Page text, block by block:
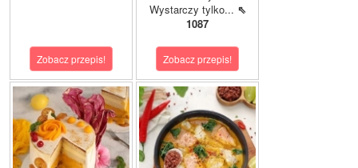
Zobacz przepis!
Wystarczy tylko... ⇖
1087
Zobacz przepis!